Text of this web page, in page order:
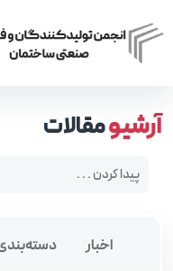
آرشیومقالات
اخبار